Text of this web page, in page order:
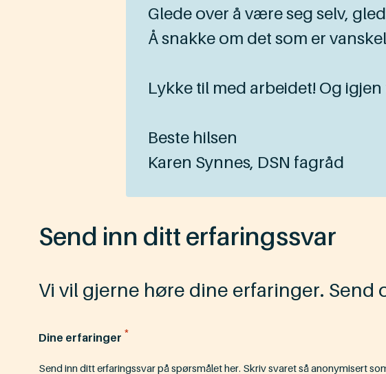
Glede over å være seg selv,
Å snakke om det som er
Lykke til med arbeidet! Og
Beste hilsen
Karen Synnes, DSN fagråd
Send inn ditt erfaringssvar
Vi vil gjerne høre dine erfaringer.
Dine erfaringer
*
Send inn ditt erfaringssvar på spørsmålet her. Skriv svaret så anonymisert